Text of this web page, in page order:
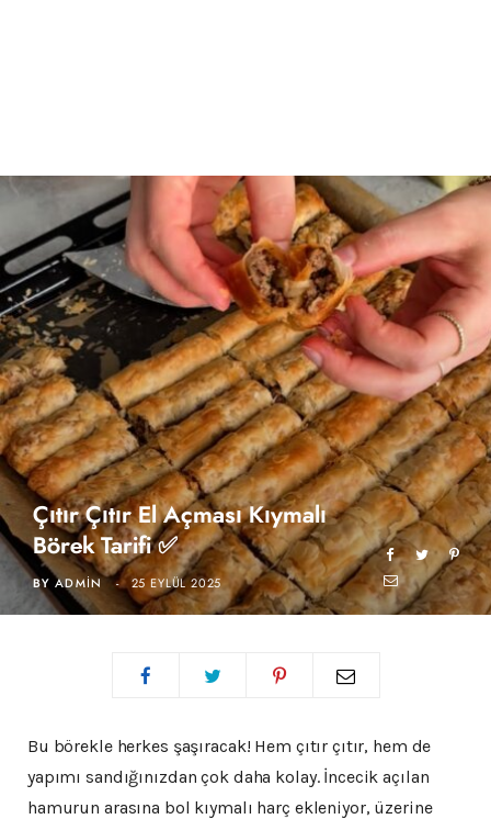
Çıtır Çıtır El Açması Kıymalı
Börek Tarifi ✅
BY ADMIN 25 EYLÜL 2025
Bu börekle herkes şaşıracak! Hem çıtır çıtır, hem de
yapımı sandığınızdan çok daha kolay. İncecik açılan
hamurun arasına bol kıymalı harç ekleniyor, üzerine